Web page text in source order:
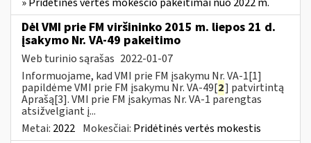
Dėl VMI prie FM viršininko 2015 m. liepos 21 d.
įsakymo Nr. VA-49 pakeitimo
Web turinio sąrašas 2022-01-07
Informuojame, kad VMI prie FM įsakymu Nr. VA-1[1]
papildėme VMI prie FM įsakymu Nr. VA-49[2] patvirtintą
Aprašą[3]. VMI prie FM įsakymas Nr. VA-1 parengtas
atsižvelgiant į...
Metai: 2022 Mokesčiai: Pridėtinės vertės mokestis